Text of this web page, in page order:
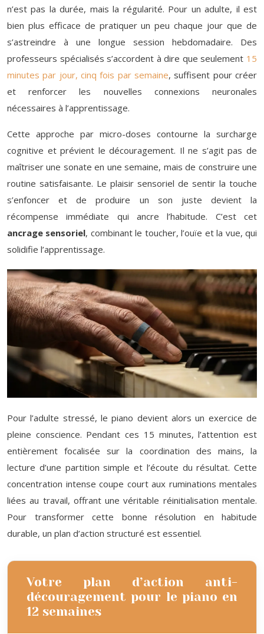
n’est pas la durée, mais la régularité. Pour un adulte, il est
bien plus efficace de pratiquer un peu chaque jour que de
s’astreindre à une longue session hebdomadaire. Des
professeurs spécialisés s’accordent à dire que seulement 15
minutes par jour, cinq fois par semaine, suffisent pour créer
et renforcer les nouvelles connexions neuronales
nécessaires à l’apprentissage.
Cette approche par micro-doses contourne la surcharge
cognitive et prévient le découragement. Il ne s’agit pas de
maîtriser une sonate en une semaine, mais de construire une
routine satisfaisante. Le plaisir sensoriel de sentir la touche
s’enfoncer et de produire un son juste devient la
récompense immédiate qui ancre l’habitude. C’est cet
ancrage sensoriel, combinant le toucher, l’ouïe et la vue, qui
solidifie l’apprentissage.
Pour l’adulte stressé, le piano devient alors un exercice de
pleine conscience. Pendant ces 15 minutes, l’attention est
entièrement focalisée sur la coordination des mains, la
lecture d’une partition simple et l’écoute du résultat. Cette
concentration intense coupe court aux ruminations mentales
liées au travail, offrant une véritable réinitialisation mentale.
Pour transformer cette bonne résolution en habitude
durable, un plan d’action structuré est essentiel.
Votre plan d’action anti-
découragement pour le piano en
12 semaines